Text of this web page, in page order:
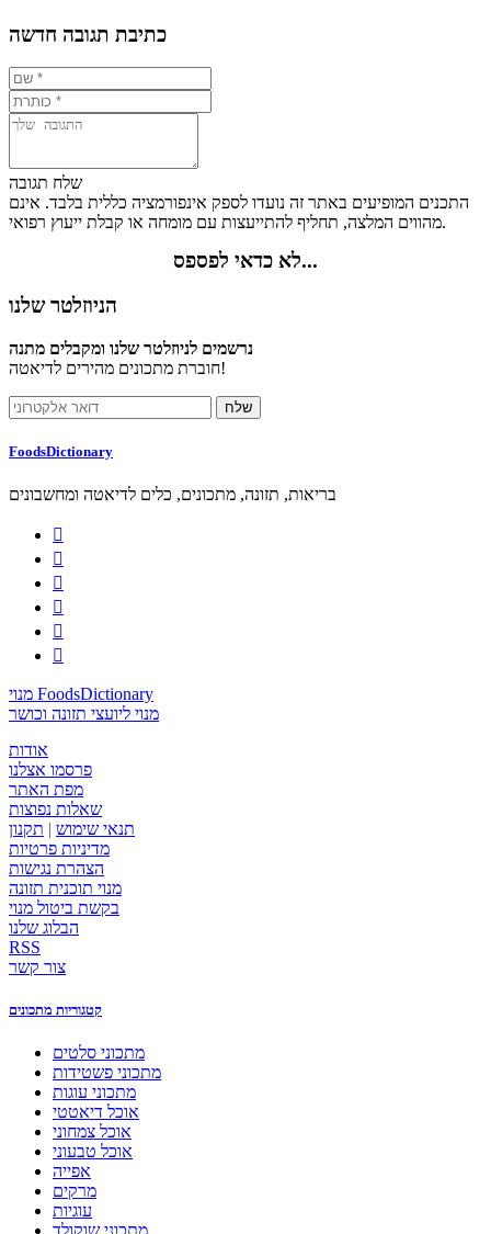
כתיבת תגובה חדשה
שלח תגובה
התכנים המופיעים באתר זה נועדו לספק אינפורמציה כללית בלבד. אינם
מהווים המלצה, תחליף להתייעצות עם מומחה או קבלת ייעוץ רפואי.
לא כדאי לפספס...
הניוזלטר שלנו
נרשמים לניוזלטר שלנו ומקבלים מתנה
חוברת מתכונים מהירים לדיאטה!
FoodsDictionary
בריאות, תזונה, מתכונים, כלים לדיאטה ומחשבונים






מנוי FoodsDictionary
מנוי ליועצי תזונה וכושר
אודות
פרסמו אצלנו
מפת האתר
שאלות נפוצות
תנאי שימוש | תקנון
מדיניות פרטיות
הצהרת נגישות
מנוי תוכנית תזונה
בקשת ביטול מנוי
הבלוג שלנו
RSS
צור קשר
קטגוריות מתכונים
מתכוני סלטים
מתכוני פשטידות
מתכוני עוגות
אוכל דיאטטי
אוכל צמחוני
אוכל טבעוני
אפייה
מרקים
עוגיות